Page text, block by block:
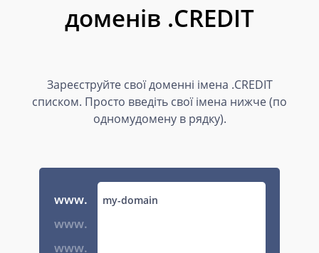
доменів .CREDIT
Зареєструйте свої доменні імена .CREDIT
списком. Просто введіть свої імена нижче (по
одномудомену в рядку).
www.
www.
www.